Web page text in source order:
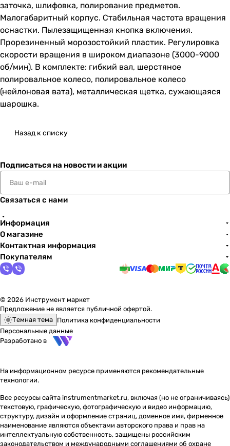
заточка, шлифовка, полирование предметов.
Малогабаритный корпус. Стабильная частота вращения
оснастки. Пылезащищенная кнопка включения.
Прорезиненный морозостойкий пластик. Регулировка
скорости вращения в широком диапазоне (3000-9000
об/мин). В комплекте: гибкий вал, шерстяное
полировальное колесо, полировальное колесо
(нейлоновая вата), металлическая щетка, сужающаяся
шарошка.
Назад к списку
Подписаться на новости и акции
Связаться с нами
Информация
О магазине
Контактная информация
Покупателям
© 2026 Инструмент маркет
Предложение не является публичной офертой.
Темная тема Политика конфиденциальности
Персональные данные
Разработано в
На информационном ресурсе применяются рекомендательные
технологии.
Все ресурсы сайта instrumentmarket.ru, включая (но не ограничиваясь)
текстовую, графическую, фотографическую и видео информацию,
структуру, дизайн и оформление страниц, доменное имя, фирменное
наименование являются объектами авторского права и прав на
интеллектуальную собственность, защищены российским
законодательством и международными соглашениями об охране